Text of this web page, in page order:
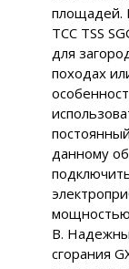
площадей.
ТСС TSS
для
походах
данному
мощностью
В.
сгорания